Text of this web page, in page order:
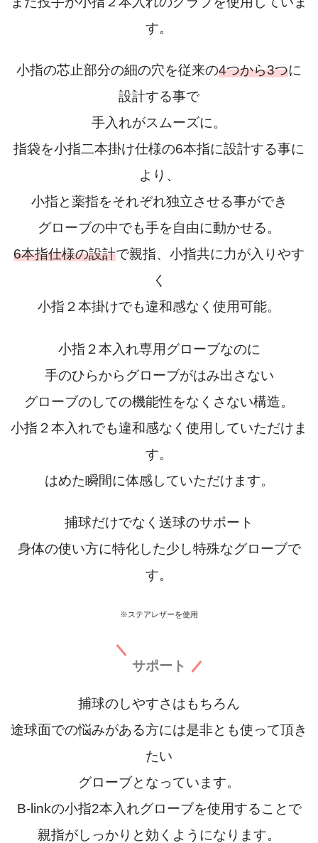
す。
小指の芯止部分の細の穴を従来の4つから3つに
設計する事で
手入れがスムーズに。
指袋を小指二本掛け仕様の6本指に設計する事に
より、
小指と薬指をそれぞれ独立させる事ができ
グローブの中でも手を自由に動かせる。
6本指仕様の設計で親指、小指共に力が入りやす
く
小指２本掛けでも違和感なく使用可能。
小指２本入れ専用グローブなのに
手のひらからグローブがはみ出さない
グローブのしての機能性をなくさない構造。
小指２本入れでも違和感なく使用していただけま
す。
はめた瞬間に体感していただけます。
捕球だけでなく送球のサポート
身体の使い方に特化した少し特殊なグローブで
す。
※ステアレザーを使用
サポート
捕球のしやすさはもちろん
途球面での悩みがある方には是非とも使って頂き
たい
グローブとなっています。
B-linkの小指2本入れグローブを使用することで
親指がしっかりと効くようになります。